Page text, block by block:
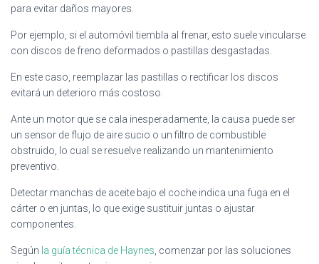
para evitar daños mayores.
Por ejemplo, si el automóvil tiembla al frenar, esto suele vincularse
con discos de freno deformados o pastillas desgastadas.
En este caso, reemplazar las pastillas o rectificar los discos
evitará un deterioro más costoso.
Ante un motor que se cala inesperadamente, la causa puede ser
un sensor de flujo de aire sucio o un filtro de combustible
obstruido, lo cual se resuelve realizando un mantenimiento
preventivo.
Detectar manchas de aceite bajo el coche indica una fuga en el
cárter o en juntas, lo que exige sustituir juntas o ajustar
componentes.
Según la guía técnica de Haynes , comenzar por las soluciones